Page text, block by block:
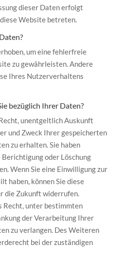
dieser Daten erfolgt
Website betreten.
um eine fehlerfreie
zu gewährleisten. Andere
Ihres Nutzerverhaltens
bezüglich Ihrer Daten?
unentgeltlich Auskunft
und Zweck Ihrer gespeicherten
zu erhalten. Sie haben
oder Löschung
Wenn Sie eine Einwilligung zur
haben, können Sie diese
die Zukunft widerrufen.
Recht, unter bestimmten
der Verarbeitung Ihrer
zu verlangen. Des Weiteren
bei der zuständigen